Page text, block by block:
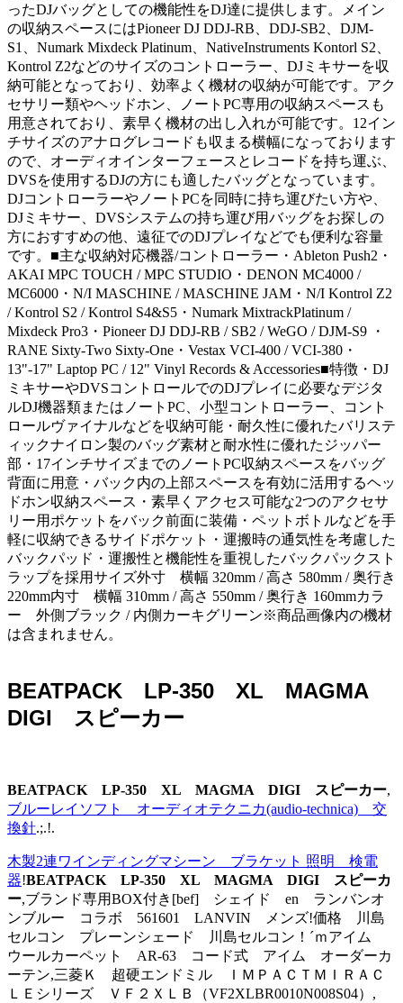
ったDJバッグとしての機能性をDJ達に提供します。メイン
の収納スペースにはPioneer DJ DDJ-RB、DDJ-SB2、DJM-
S1、Numark Mixdeck Platinum、NativeInstruments Kontorl S2、
Kontrol Z2などのサイズのコントローラー、DJミキサーを収
納可能となっており、効率よく機材の収納が可能です。アク
セサリー類やヘッドホン、ノートPC専用の収納スペースも
用意されており、素早く機材の出し入れが可能です。12イン
チサイズのアナログレコードも収まる横幅になっております
ので、オーディオインターフェースとレコードを持ち運ぶ、
DVSを使用するDJの方にも適したバッグとなっています。
DJコントローラーやノートPCを同時に持ち運びたい方や、
DJミキサー、DVSシステムの持ち運び用バッグをお探しの
方におすすめの他、遠征でのDJプレイなどでも便利な容量
です。■主な収納対応機器/コントローラー・Ableton Push2・
AKAI MPC TOUCH / MPC STUDIO・DENON MC4000 /
MC6000・N/I MASCHINE / MASCHINE JAM・N/I Kontrol Z2
/ Kontrol S2 / Kontrol S4&S5・Numark MixtrackPlatinum /
Mixdeck Pro3・Pioneer DJ DDJ-RB / SB2 / WeGO / DJM-S9 ・
RANE Sixty-Two Sixty-One・Vestax VCI-400 / VCI-380・
13"-17" Laptop PC / 12" Vinyl Records & Accessories■特徴・DJ
ミキサーやDVSコントロールでのDJプレイに必要なデジタ
ルDJ機器類またはノートPC、小型コントローラー、コント
ロールヴァイナルなどを収納可能・耐久性に優れたバリステ
ィックナイロン製のバッグ素材と耐水性に優れたジッパー
部・17インチサイズまでのノートPC収納スペースをバッグ
背面に用意・バック内の上部スペースを有効に活用するヘッ
ドホン収納スペース・素早くアクセス可能な2つのアクセサ
リー用ポケットをバック前面に装備・ペットボトルなどを手
軽に収納できるサイドポケット・運搬時の通気性を考慮した
バックパッド・運搬性と機能性を重視したバックパックスト
ラップを採用サイズ外寸 横幅 320mm / 高さ 580mm / 奥行き
220mm内寸 横幅 310mm / 高さ 550mm / 奥行き 160mmカラ
ー 外側ブラック / 内側カーキグリーン※商品画像内の機材
は含まれません。
BEATPACK LP-350 XL MAGMA
DIGI スピーカー
BEATPACK LP-350 XL MAGMA DIGI スピーカー,
ブルーレイソフト オーディオテクニカ(audio-technica) 交
換針.;.!.
木製2連ワインディングマシーン ブラケット 照明 検電
器!BEATPACK LP-350 XL MAGMA DIGI スピーカ
ー,ブランド専用BOX付き[bef] シェイド en ランバンオ
ンブルー コラボ 561601 LANVIN メンズ!価格 川島
セルコン プレーンシェード 川島セルコン！´ｍアイム
ウールカーペット AR-63 コード式 アイム オーダーカ
ーテン,三菱Ｋ 超硬エンドミル ＩＭＰＡＣＴＭＩＲＡＣ
ＬＥシリーズ ＶＦ２ＸＬＢ（VF2XLBR0010N008S04）,